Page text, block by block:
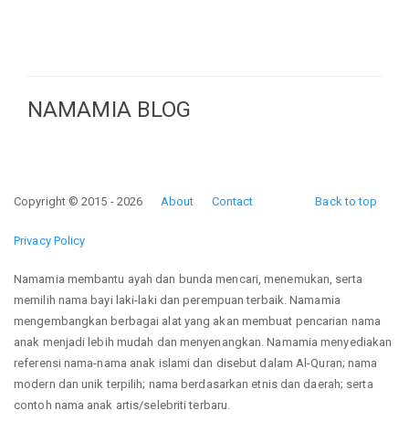
NAMAMIA BLOG
Back to top
Copyright © 2015 - 2026 About Contact
Privacy Policy
Namamia membantu ayah dan bunda mencari, menemukan, serta
memilih nama bayi laki-laki dan perempuan terbaik. Namamia
mengembangkan berbagai alat yang akan membuat pencarian nama
anak menjadi lebih mudah dan menyenangkan. Namamia menyediakan
referensi nama-nama anak islami dan disebut dalam Al-Quran; nama
modern dan unik terpilih; nama berdasarkan etnis dan daerah; serta
contoh nama anak artis/selebriti terbaru.